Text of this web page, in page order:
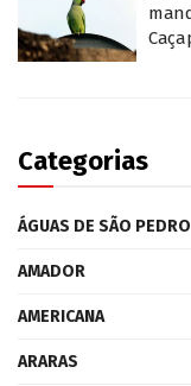
Categorias
ÁGUAS DE SÃO PEDRO
AMADOR
AMERICANA
ARARAS